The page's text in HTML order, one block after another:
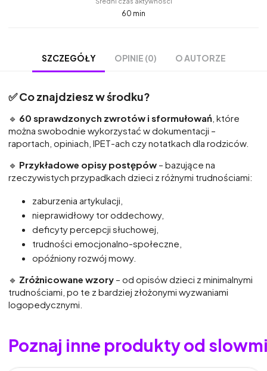
60 min
SZCZEGÓŁY OPINIE (0) O AUTORZE
✅ Co znajdziesz w środku?
🔹 60 sprawdzonych zwrotów i sformułowań , które
można swobodnie wykorzystać w dokumentacji –
raportach, opiniach, IPET-ach czy notatkach dla rodziców.
🔹 Przykładowe opisy postępów – bazujące na
rzeczywistych przypadkach dzieci z różnymi trudnościami:
zaburzenia artykulacji,
nieprawidłowy tor oddechowy,
deficyty percepcji słuchowej,
trudności emocjonalno-społeczne,
opóźniony rozwój mowy.
🔹 Zróżnicowane wzory – od opisów dzieci z minimalnymi
trudnościami, po te z bardziej złożonymi wyzwaniami
logopedycznymi.
Poznaj inne produkty od